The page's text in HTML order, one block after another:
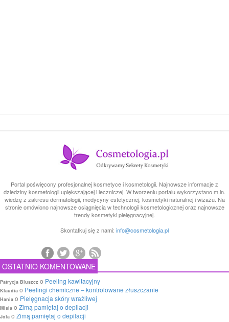
Portal poświęcony profesjonalnej kosmetyce i kosmetologii. Najnowsze informacje z
dziedziny kosmetologii upiększającej i leczniczej. W tworzeniu portalu wykorzystano m.in.
wiedzę z zakresu dermatologii, medycyny estetycznej, kosmetyki naturalnej i wizażu. Na
stronie omówiono najnowsze osiągnięcia w technologii kosmetologicznej oraz najnowsze
trendy kosmetyki pielęgnacyjnej.
Skontatkuj się z nami: info@cosmetologia.pl
OSTATNIO KOMENTOWANE
Patrycja Bluszcz o Peeling kawitacyjny
Klaudia o Peelingi chemiczne – kontrolowane złuszczanie
Hania o Pielęgnacja skóry wrażliwej
Misia o Zimą pamiętaj o depilacji
Jola o Zimą pamiętaj o depilacji